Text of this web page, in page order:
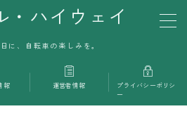
・ハイウェイ
に、自転車の楽しみを。
報 運営者情報
プライバシーポリシ
ー